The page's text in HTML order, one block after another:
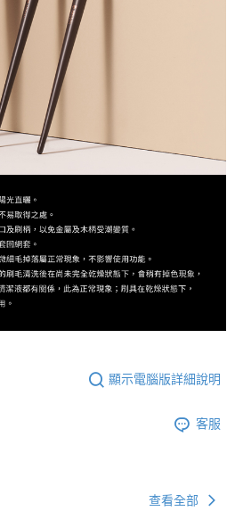
顯示電腦版詳細說明
客服
查看全部